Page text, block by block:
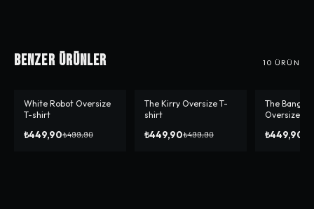
Benzer Ürünler 10 ÜRÜN
-%10
White Robot Oversize
T-shirt
₺449,90₺499,90
-%10
The Kirry Oversize T-
shirt
₺449,90₺499,90
-%10
The
Oversize T-
₺449,90